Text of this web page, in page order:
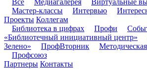
Все
Медиагалерея Виртуальные
Мастер-классы
Интервью
Проекты Коллегам
Библиотека в цифрах
Профи
«Библиотечный инициативный центр»
Зелено»
ПрофВторник
Профсоюз
Партнеры Контакты